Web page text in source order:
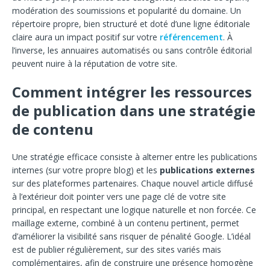
modération des soumissions et popularité du domaine. Un
répertoire propre, bien structuré et doté d’une ligne éditoriale
claire aura un impact positif sur votre référencement. À
l’inverse, les annuaires automatisés ou sans contrôle éditorial
peuvent nuire à la réputation de votre site.
Comment intégrer les ressources
de publication dans une stratégie
de contenu
Une stratégie efficace consiste à alterner entre les publications
internes (sur votre propre blog) et les publications externes
sur des plateformes partenaires. Chaque nouvel article diffusé
à l’extérieur doit pointer vers une page clé de votre site
principal, en respectant une logique naturelle et non forcée. Ce
maillage externe, combiné à un contenu pertinent, permet
d’améliorer la visibilité sans risquer de pénalité Google. L’idéal
est de publier régulièrement, sur des sites variés mais
complémentaires, afin de construire une présence homogène